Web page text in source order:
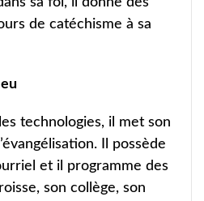
de catéchisme à sa
technologies, il met son
Il possède
et il programme des
son collège, son